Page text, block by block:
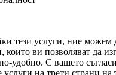
тези услуги, ние можем
които ви позволяват да
удобно. С вашето
услуги на трети страни на